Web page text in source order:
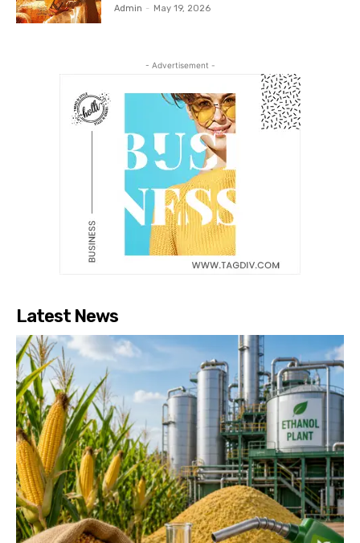
Admin - May 19, 2026
- Advertisement -
Latest News